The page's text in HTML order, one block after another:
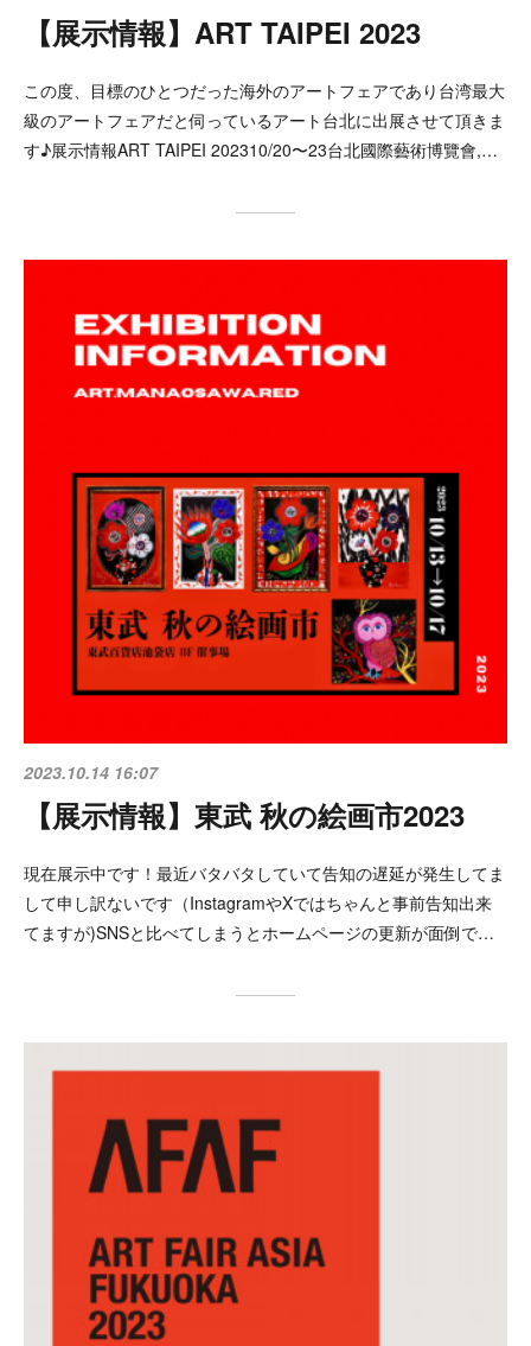
【展示情報】ART TAIPEI 2023
この度、目標のひとつだった海外のアートフェアであり台湾最大
級のアートフェアだと伺っているアート台北に出展させて頂きま
す♪展示情報ART TAIPEI 202310/20〜23台北國際藝術博覽會,…
2023.10.14 16:07
【展示情報】東武 秋の絵画市2023
現在展示中です！最近バタバタしていて告知の遅延が発生してま
して申し訳ないです（InstagramやXではちゃんと事前告知出来
てますが)SNSと比べてしまうとホームページの更新が面倒で…